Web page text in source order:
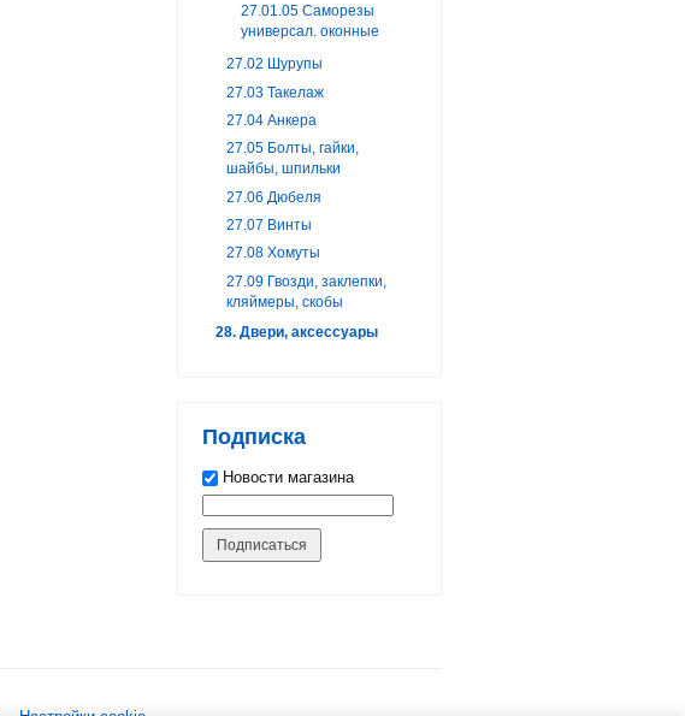
27.01.05 Саморезы
универсал. оконные
27.02 Шурупы
27.03 Такелаж
27.04 Анкера
27.05 Болты, гайки,
шайбы, шпильки
27.06 Дюбеля
27.07 Винты
27.08 Хомуты
27.09 Гвозди, заклепки,
кляймеры, скобы
28. Двери, аксессуары
Подписка
Новости магазина